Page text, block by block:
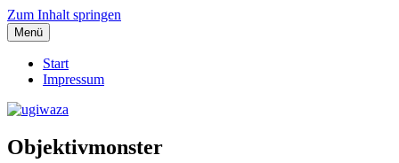
Zum Inhalt springen
ugiwaza
Menü
Start
Impressum
Objektivmonster